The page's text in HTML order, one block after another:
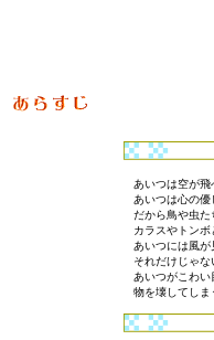
あいつは空が飛
あいつは心の優
だから鳥や虫た
カラスやトンボ
あいつには風が
それだけじゃな
あいつがこわい
物を壊してしま